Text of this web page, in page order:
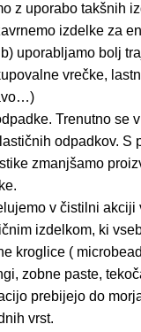
z uporabo takšnih
izdelke za
uporabljamo bolj
vrečke,
Trenutno se
odpadkov. S
zmanjšamo
v čistilni akciji
izdelkom, ki
kroglice (
zobne paste,
prebijejo do
vrst.